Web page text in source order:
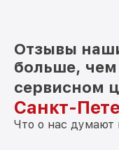
Отзывы
больше,
сервисном
Санкт-
Что о нас думают